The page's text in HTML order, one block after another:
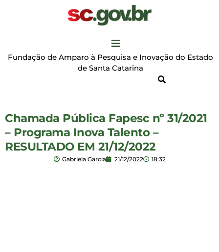
Fundação de Amparo à Pesquisa e Inovação do Estado
de Santa Catarina
Chamada Pública Fapesc nº 31/2021
– Programa Inova Talento –
RESULTADO EM 21/12/2022
Gabriela Garcia 21/12/2022 18:32